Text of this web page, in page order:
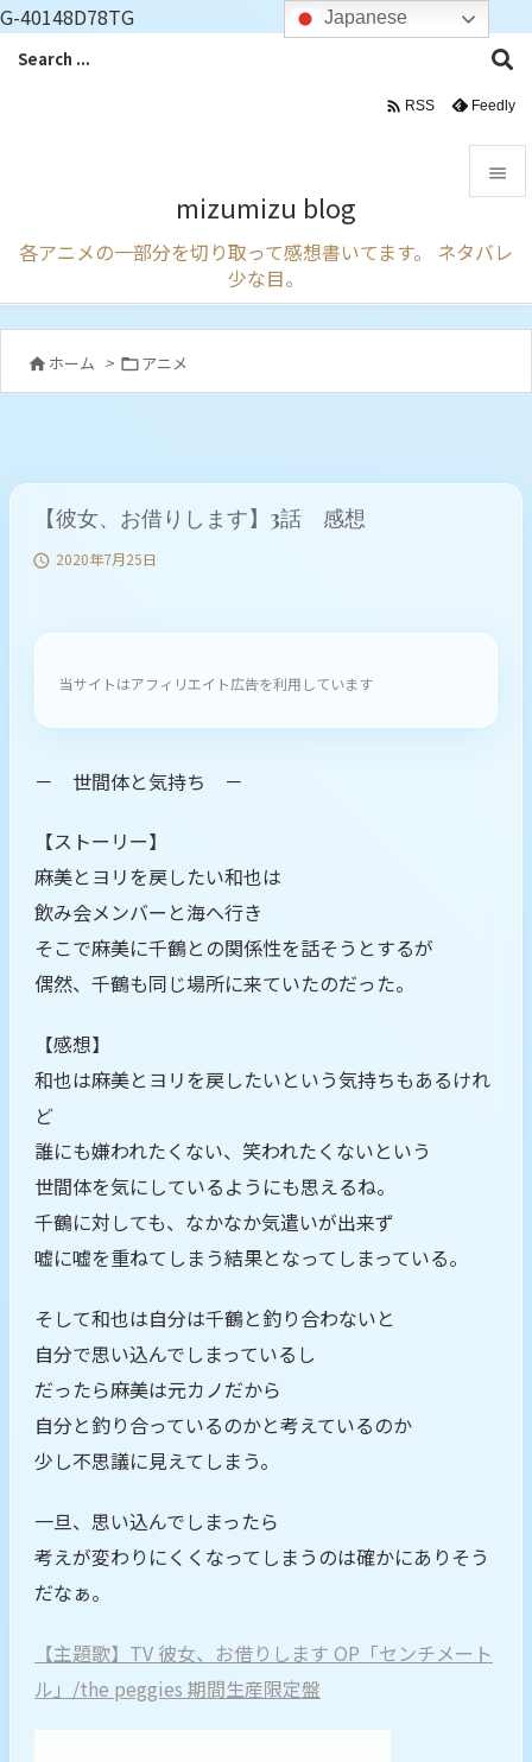
G-40148D78TG
mizumizu blog
各アニメの一部分を切り取って感想書いてます。 ネタバレ
少な目。

メニュ
前へ
 RSS Feedly
 ホーム > アニメ
【彼女、お借りします】3話 感想
 2020年7月25日
当サイトはアフィリエイト広告を利用しています
－ 世間体と気持ち －
【ストーリー】
麻美とヨリを戻したい和也は
飲み会メンバーと海へ行き
そこで麻美に千鶴との関係性を話そうとするが
偶然、千鶴も同じ場所に来ていたのだった。
【感想】
和也は麻美とヨリを戻したいという気持ちもあるけれ
ど
誰にも嫌われたくない、笑われたくないという
世間体を気にしているようにも思えるね。
千鶴に対しても、なかなか気遣いが出来ず
嘘に嘘を重ねてしまう結果となってしまっている。
そして和也は自分は千鶴と釣り合わないと
自分で思い込んでしまっているし
だったら麻美は元カノだから
自分と釣り合っているのかと考えているのか
少し不思議に見えてしまう。
一旦、思い込んでしまったら
考えが変わりにくくなってしまうのは確かにありそう
だなぁ。
【主題歌】TV 彼女、お借りします OP「センチメート
ル」/the peggies 期間生産限定盤
Japanese